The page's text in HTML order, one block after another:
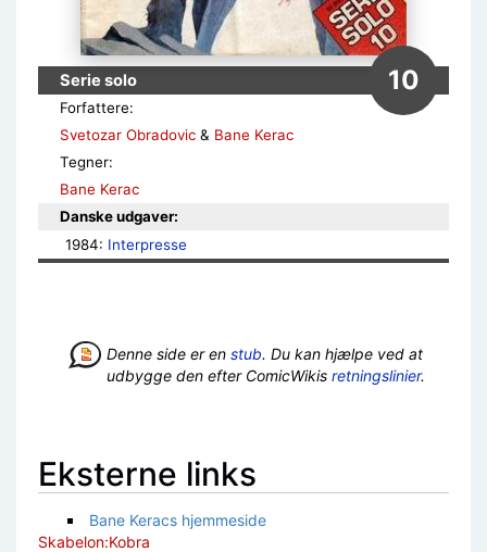
Serie solo 10
Forfattere:
Svetozar Obradovic & Bane Kerac
Tegner:
Bane Kerac
Danske udgaver:
1984: Interpresse
Denne side er en stub. Du kan hjælpe ved at
udbygge den efter ComicWikis retningslinier.
Eksterne links
Bane Keracs hjemmeside
Skabelon:Kobra